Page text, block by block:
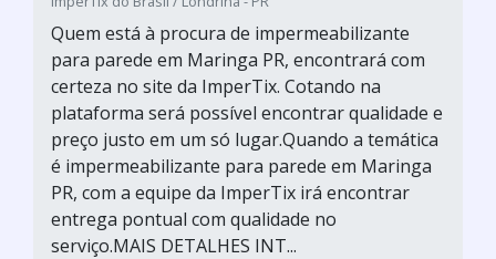
Quem está à procura de impermeabilizante
para parede em Maringa PR, encontrará com
certeza no site da ImperTix. Cotando na
plataforma será possível encontrar qualidade e
preço justo em um só lugar.Quando a temática
é impermeabilizante para parede em Maringa
PR, com a equipe da ImperTix irá encontrar
entrega pontual com qualidade no
serviço.MAIS DETALHES INT...